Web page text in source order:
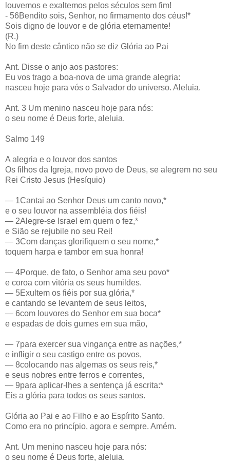
louvemos e exaltemos pelos séculos sem fim!
- 56Bendito sois, Senhor, no firmamento dos céus!*
Sois digno de louvor e de glória eternamente!
(R.)
No fim deste cântico não se diz Glória ao Pai
Ant. Disse o anjo aos pastores:
Eu vos trago a boa-nova de uma grande alegria:
nasceu hoje para vós o Salvador do universo. Aleluia.
Ant. 3 Um menino nasceu hoje para nós:
o seu nome é Deus forte, aleluia.
Salmo 149
A alegria e o louvor dos santos
Os filhos da Igreja, novo povo de Deus, se alegrem no seu
Rei Cristo Jesus (Hesíquio)
— 1Cantai ao Senhor Deus um canto novo,*
e o seu louvor na assembléia dos fiéis!
— 2Alegre-se Israel em quem o fez,*
e Sião se rejubile no seu Rei!
— 3Com danças glorifiquem o seu nome,*
toquem harpa e tambor em sua honra!
— 4Porque, de fato, o Senhor ama seu povo*
e coroa com vitória os seus humildes.
— 5Exultem os fiéis por sua glória,*
e cantando se levantem de seus leitos,
— 6com louvores do Senhor em sua boca*
e espadas de dois gumes em sua mão,
— 7para exercer sua vingança entre as nações,*
e infligir o seu castigo entre os povos,
— 8colocando nas algemas os seus reis,*
e seus nobres entre ferros e correntes,
— 9para aplicar-lhes a sentença já escrita:*
Eis a glória para todos os seus santos.
Glória ao Pai e ao Filho e ao Espírito Santo.
Como era no princípio, agora e sempre. Amém.
Ant. Um menino nasceu hoje para nós:
o seu nome é Deus forte, aleluia.